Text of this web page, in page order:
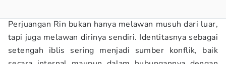
Perjuangan Rin bukan hanya melawan musuh dari luar,
tapi juga melawan dirinya sendiri. Identitasnya sebagai
setengah iblis sering menjadi sumber konflik, baik